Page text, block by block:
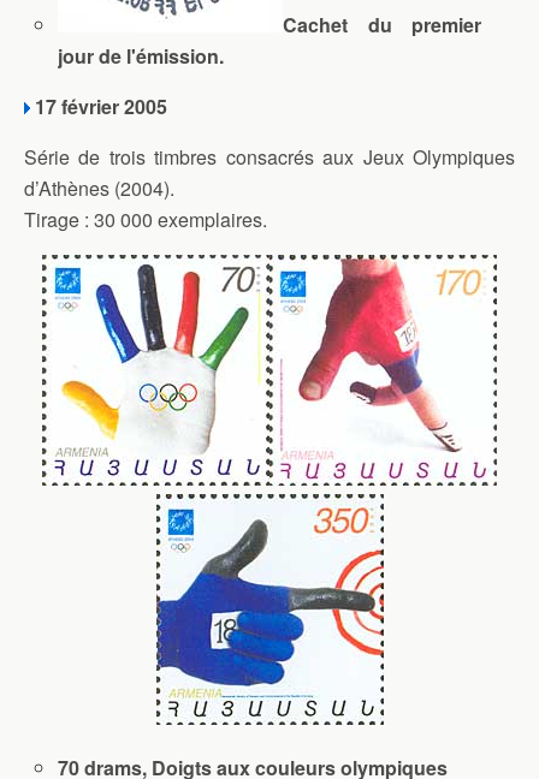
Cachet du premier
jour de l'émission.
17 février 2005
Série de trois timbres consacrés aux Jeux Olympiques
d’Athènes (2004).
Tirage : 30 000 exemplaires.
70 drams, Doigts aux couleurs olympiques